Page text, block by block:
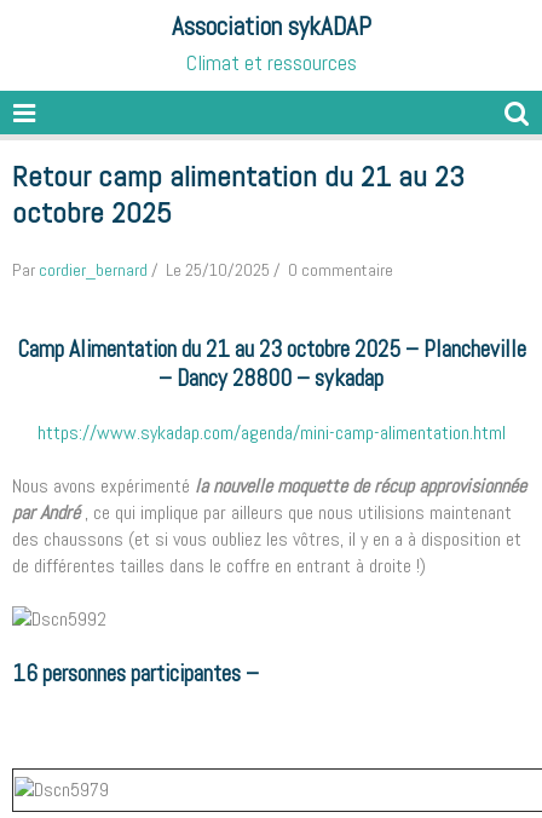
Association sykADAP
Climat et ressources
Retour camp alimentation du 21 au 23
octobre 2025
Par cordier_bernard Le 25/10/2025 0 commentaire
Camp Alimentation du 21 au 23 octobre 2025 – Plancheville
– Dancy 28800 – sykadap
https://www.sykadap.com/agenda/mini-camp-alimentation.html
Nous avons expérimenté la nouvelle moquette de récup approvisionnée
par André, ce qui implique par ailleurs que nous utilisions maintenant
des chaussons (et si vous oubliez les vôtres, il y en a à disposition et
de différentes tailles dans le coffre en entrant à droite !)
16 personnes participantes –